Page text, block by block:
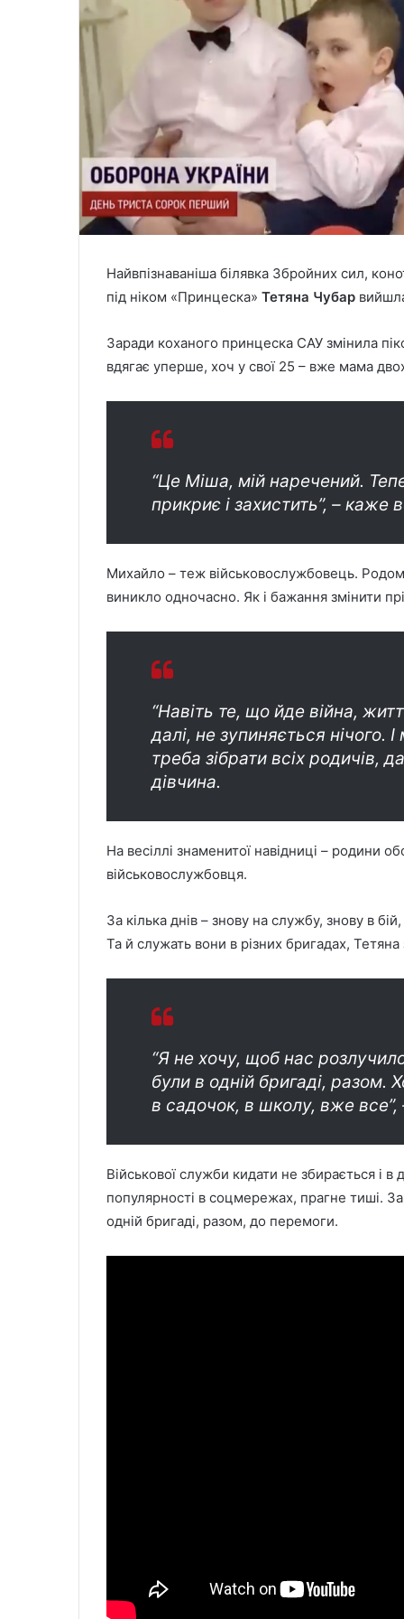
Найвпізнаваніша білявка Збройних сил,
під ніком «Принцеска» Тетяна Чубар
Заради коханого принцеска САУ змінила
вдягає уперше, хоч у свої 25 – вже мама
“Це Міша, мій наречений.
прикриє і захистить”, – каже
Михайло – теж військовослужбовець.
виникло одночасно. Як і бажання змінити
“Навіть те, що йде війна,
далі, не зупиняється нічого.
треба зібрати всіх родичів,
дівчина.
На весіллі знаменитої навідниці – родини
військовослужбовця.
За кілька днів – знову на службу, знову в
Та й служать вони в різних бригадах,
“Я не хочу, щоб нас
були в одній бригаді, разом.
в садочок, в школу, вже все”,
Військової служби кидати не збирається і
популярності в соцмережах, прагне тиші.
одній бригаді, разом, до перемоги.